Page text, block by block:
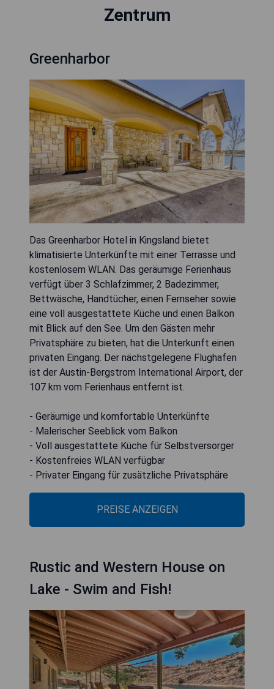
Zentrum
Greenharbor
Das Greenharbor Hotel in Kingsland bietet
klimatisierte Unterkünfte mit einer Terrasse und
kostenlosem WLAN. Das geräumige Ferienhaus
verfügt über 3 Schlafzimmer, 2 Badezimmer,
Bettwäsche, Handtücher, einen Fernseher sowie
eine voll ausgestattete Küche und einen Balkon
mit Blick auf den See. Um den Gästen mehr
Privatsphäre zu bieten, hat die Unterkunft einen
privaten Eingang. Der nächstgelegene Flughafen
ist der Austin-Bergstrom International Airport, der
107 km vom Ferienhaus entfernt ist.
- Geräumige und komfortable Unterkünfte
- Malerischer Seeblick vom Balkon
- Voll ausgestattete Küche für Selbstversorger
- Kostenfreies WLAN verfügbar
- Privater Eingang für zusätzliche Privatsphäre
PREISE ANZEIGEN
Rustic and Western House on
Lake - Swim and Fish!